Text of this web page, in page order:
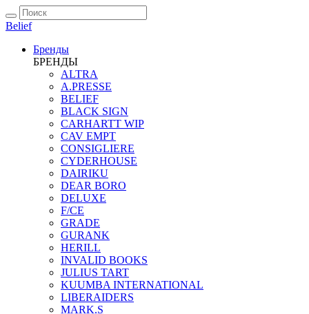
Belief
Бренды
БРЕНДЫ
ALTRA
A.PRESSE
BELIEF
BLACK SIGN
CARHARTT WIP
CAV EMPT
CONSIGLIERE
CYDERHOUSE
DAIRIKU
DEAR BORO
DELUXE
F/CE
GRADE
GURANK
HERILL
INVALID BOOKS
JULIUS TART
KUUMBA INTERNATIONAL
LIBERAIDERS
MARK.S